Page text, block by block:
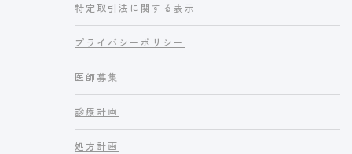
特定取引法に関する表示
プライバシーポリシー
医師募集
診療計画
処方計画